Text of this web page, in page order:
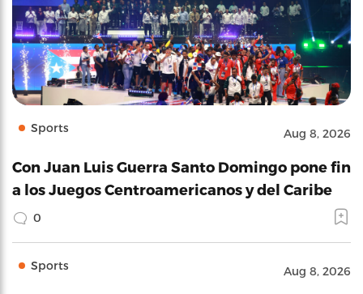
Sports Aug 8, 2026
Con Juan Luis Guerra Santo Domingo pone fin
a los Juegos Centroamericanos y del Caribe
0
Sports Aug 8, 2026